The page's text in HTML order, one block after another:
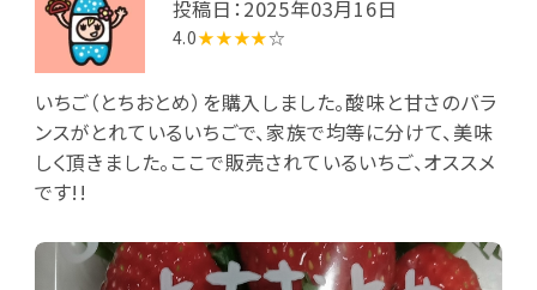
投稿日：2025年03月16日
4.0★★★★☆
いちご（とちおとめ）を購入しました。酸味と甘さのバラ
ンスがとれているいちごで、家族で均等に分けて、美味
しく頂きました。ここで販売されているいちご、オススメ
です!!